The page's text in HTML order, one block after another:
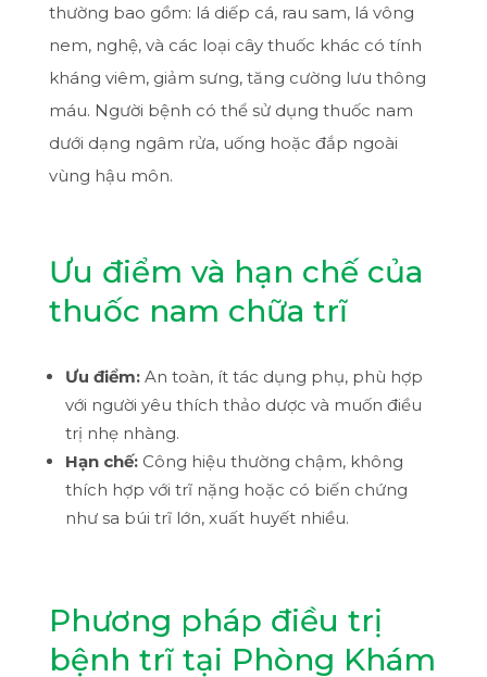
thường bao gồm: lá diếp cá, rau sam, lá vông
nem, nghệ, và các loại cây thuốc khác có tính
kháng viêm, giảm sưng, tăng cường lưu thông
máu. Người bệnh có thể sử dụng thuốc nam
dưới dạng ngâm rửa, uống hoặc đắp ngoài
vùng hậu môn.
Ưu điểm và hạn chế của
thuốc nam chữa trĩ
Ưu điểm:An toàn, ít tác dụng phụ, phù hợp
với người yêu thích thảo dược và muốn điều
trị nhẹ nhàng.
Hạn chế:Công hiệu thường chậm, không
thích hợp với trĩ nặng hoặc có biến chứng
như sa búi trĩ lớn, xuất huyết nhiều.
Phương pháp điều trị
bệnh trĩ tại Phòng Khám